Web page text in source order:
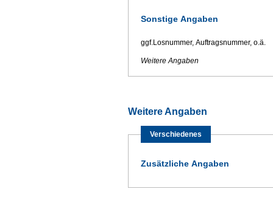
Sonstige Angaben
ggf.Losnummer, Auftragsnummer, o.ä.
Weitere Angaben
Weitere Angaben
Verschiedenes
Zusätzliche Angaben